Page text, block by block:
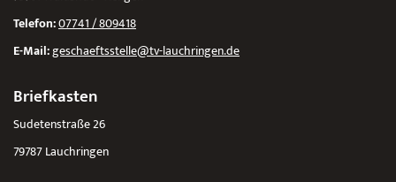
Telefon:07741 / 809418
E-Mail:geschaeftsstelle@tv-lauchringen.de
Briefkasten
Sudetenstraße 26
79787 Lauchringen